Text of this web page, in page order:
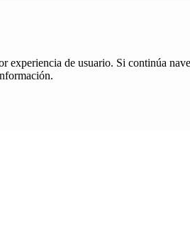
experiencia de usuario. Si continúa